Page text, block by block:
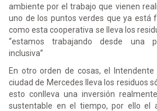
ambiente por el trabajo que vienen
uno de los puntos verdes que ya está
como esta cooperativa se lleva los
“estamos trabajando desde una
inclusiva”
En otro orden de cosas, el
ciudad de Mercedes lleva los residuos
esto conlleva una inversión
sustentable en el tiempo, por ello el